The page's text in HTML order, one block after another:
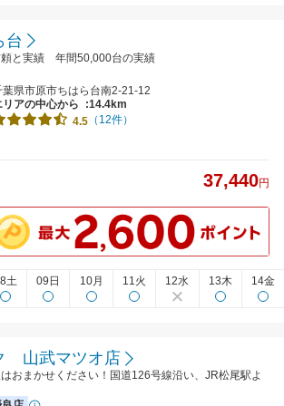
台
頼と実績 年間50,000台の実績
葉県市原市ちはら台南2-21-12
リアの中心から
:14.4km
4.5 （12件）
37,440円
土 09日 10月 11火 12水 13木 14金
山武マツオ店
おまかせください！国道126号線沿い、JR松尾駅よ